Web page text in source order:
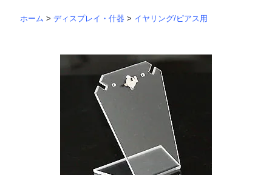
ホーム >ディスプレイ・什器 > イヤリング/ピアス用